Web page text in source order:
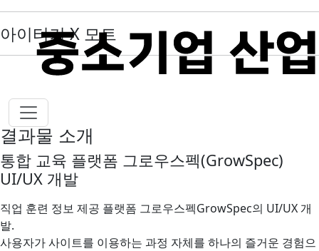
아이티키 X 모트
결과물 소개
통합 교육 플랫폼 그로우스펙(GrowSpec)
UI/UX 개발
직업 훈련 정보 제공 플랫폼 그로우스펙GrowSpec의 UI/UX 개
발.
사용자가 사이트를 이용하는 과정 자체를 하나의 즐거운 경험으